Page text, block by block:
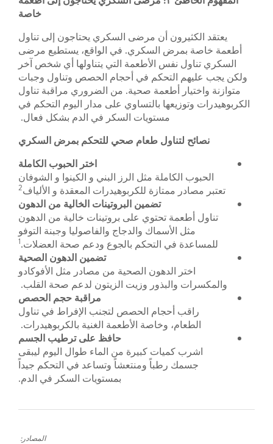
خاصة
يعتقد الكثيرون أن مرضى السكري يحتاجون إلى تناول
أطعمة خاصة بمرض السكري. في الواقع، يستطيع مرضى
السكري تناول نفس الأطعمة التي يتناولها أي شخص آخر
ولكن يجب عليهم التحكم في أحجام الحصص وتناول وجبات
متوازنة واختيار أطعمة صحية. من الضروري مراقبة تناول
الكربوهيدرات وتوزيعها بالتساوي على مدار اليوم التحكم في
مستويات السكر في الدم بشكل فعال.
نصائح لتناول طعام صحي للتحكم بمرض السكري
اختر الحبوب الكاملة
الحبوب الكاملة مثل الرز البني و الكينوا و الشوفان
تعتبر مصادر ممتازة للكربوهيدرات المعقدة و الألياف2
تضمين البروتينات الخالية من الدهون
تناول أطعمة تحتوي على بروتينات خالية من الدهون
مثل الأسماك والدجاج والفاصوليا وجبنة التوفو
للمساعدة في التحكم بالجوع ودعم صحة العضلات.1
تضمين الدهون الصحية
اختر الدهون الصحية من مصادر مثل الأفوكادو
والمكسرات والبذور وزيت الزيتون لدعم صحة القلب.
مراقبة حجم الحصص
راقب أحجام الحصص لتجنب الإفراط في تناول
الطعام، وخاصة الأطعمة الغنية بالكربوهيدرات.
حافظ على ترطيب الجسم
اشرب كميات كبيرة من الماء طوال اليوم ليبقى
جسمك رطباً ومنتعشاً وتساعد في التحكم جيداً
بمستويات السكر في الدم.
المصادر: